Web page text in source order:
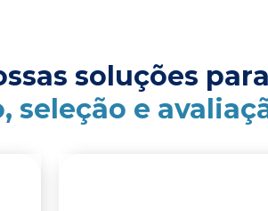
soluções para
seleção e